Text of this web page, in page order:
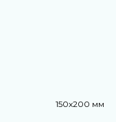
150х200 мм